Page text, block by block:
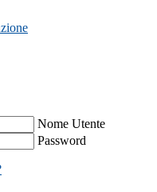
Nome Utente
Password